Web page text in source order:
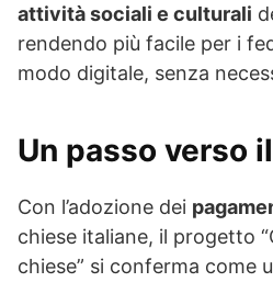
attività sociali e culturali
rendendo più facile per i
modo digitale, senza
Un passo verso
Con l’adozione dei
chiese italiane, il progetto
chiese” si conferma come